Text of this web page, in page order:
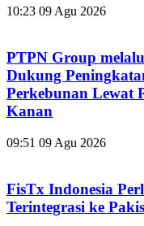
10:23 09 Agu 2026
PTPN Group
Dukung
Perkebunan Lewat
Kanan
09:51 09 Agu 2026
FisTx Indonesia
Terintegrasi ke